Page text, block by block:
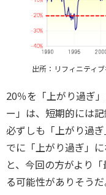
出所：リフィニティ
20％を「上がり過ぎ
ー」は、短期的には
必ずしも「上がり過
でに「上がり過ぎ」
と、今回の方がより
る可能性がありそうだ